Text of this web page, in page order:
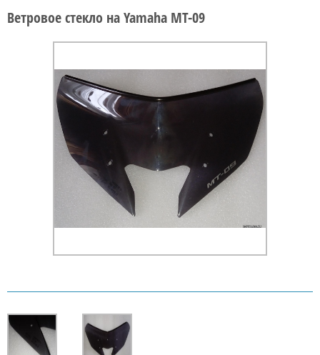
Ветровое стекло на Yamaha MT-09